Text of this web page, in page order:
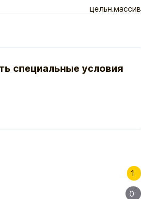
цельн.массив
специальные условия
1
0